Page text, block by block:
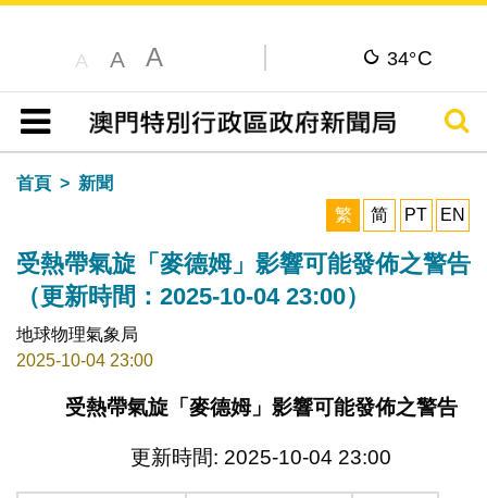
A A A 34°C
目錄
搜尋
首頁
新聞
繁
简 PT EN
受熱帶氣旋「麥德姆」影響可能發佈之警告
（更新時間：2025-10-04 23:00）
地球物理氣象局
2025-10-04 23:00
受熱帶氣旋「麥德姆」影響可能發佈之警告
更新時間: 2025-10-04 23:00